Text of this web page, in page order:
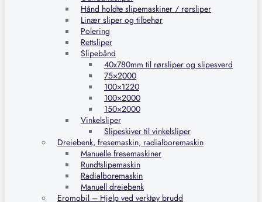
Hånd holdte slipemaskiner / rørsliper
Linær sliper og tilbehør
Polering
Rettsliper
Slipebånd
40x780mm til rørsliper og slipesverd
75×2000
100×1220
100×2000
150×2000
Vinkelsliper
Slipeskiver til vinkelsliper
Dreiebenk, fresemaskin, radialboremaskin
Manuelle fresemaskiner
Rundtslipemaskin
Radialboremaskin
Manuell dreiebenk
Eromobil – Hjelp ved verktøy brudd